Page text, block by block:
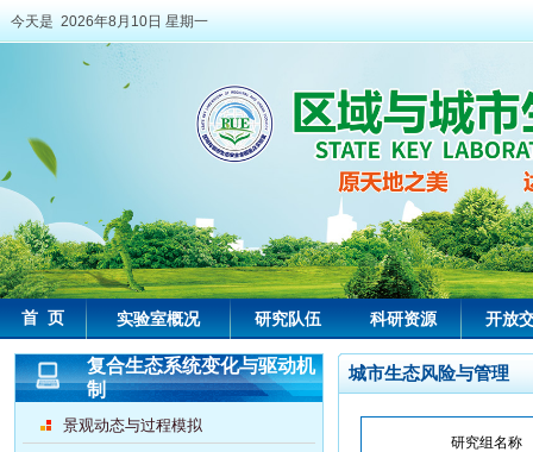
今天是 2026年8月10日 星期一
首 页 实验室概况 研究队伍 科研资源 开放
复合生态系统变化与驱动机
制
景观动态与过程模拟
城市生态风险与管理
研究组名称